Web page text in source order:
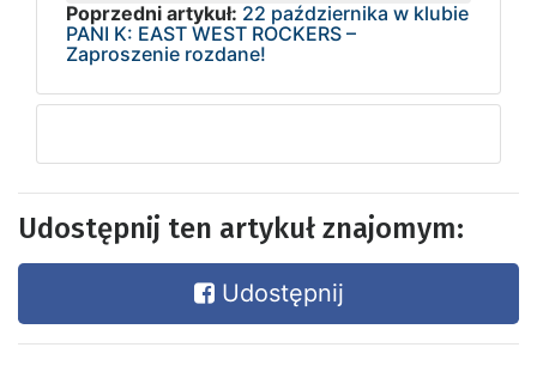
Poprzedni artykuł: 22 października w klubie
PANI K: EAST WEST ROCKERS –
Zaproszenie rozdane!
Udostępnij ten artykuł znajomym:
Udostępnij